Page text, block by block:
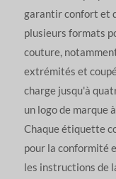
garantir confort et
plusieurs formats
couture,
extrémités et
charge jusqu'à
un logo de marque
Chaque étiquette
pour la conformité
les instructions de